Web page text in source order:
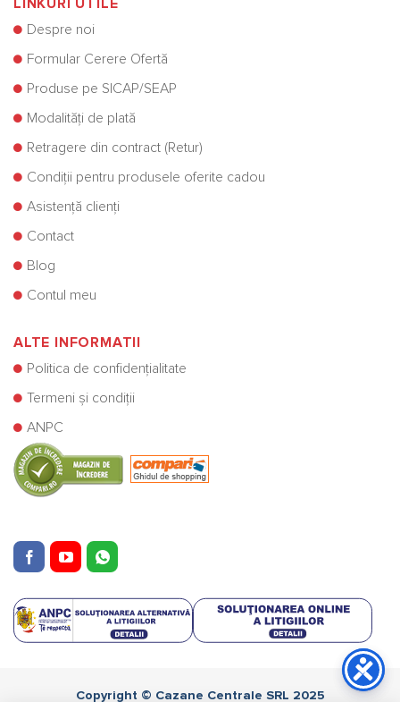
LINKURI UTILE
Despre noi
Formular Cerere Ofertă
Produse pe SICAP/SEAP
Modalități de plată
Retragere din contract (Retur)
Condiții pentru produsele oferite cadou
Asistență clienți
Contact
Blog
Contul meu
ALTE INFORMATII
Politica de confidențialitate
Termeni și condiții
ANPC
Copyright © Cazane Centrale SRL 2025